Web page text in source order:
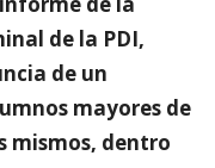
de la PDI,
de un
mayores de
mismos, dentro